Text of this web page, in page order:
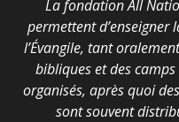
La fondation All
permettent d’enseigner
l’Évangile, tant
bibliques et des
organisés, après quoi
sont souvent